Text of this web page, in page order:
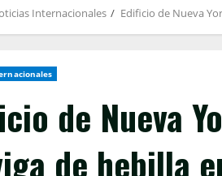
Internacionales Edificio de Nueva
de Nueva
de hebilla